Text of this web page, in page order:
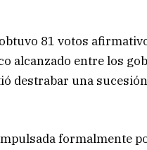
81 votos
alcanzado entre los
destrabar una
formalmente